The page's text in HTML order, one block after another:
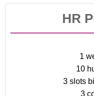
HR
1
10
3 slots
3